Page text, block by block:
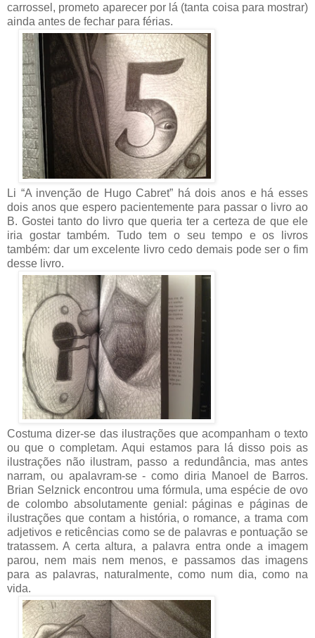
carrossel, prometo aparecer por lá (tanta coisa para mostrar)
ainda antes de fechar para férias.
Li “A invenção de Hugo Cabret” há dois anos e há esses
dois anos que espero pacientemente para passar o livro ao
B. Gostei tanto do livro que queria ter a certeza de que ele
iria gostar também. Tudo tem o seu tempo e os livros
também: dar um excelente livro cedo demais pode ser o fim
desse livro.
Costuma dizer-se das ilustrações que acompanham o texto
ou que o completam. Aqui estamos para lá disso pois as
ilustrações não ilustram, passo a redundância, mas antes
narram, ou apalavram-se - como diria Manoel de Barros.
Brian Selznick encontrou uma fórmula, uma espécie de ovo
de colombo absolutamente genial: páginas e páginas de
ilustrações que contam a história, o romance, a trama com
adjetivos e reticências como se de palavras e pontuação se
tratassem. A certa altura, a palavra entra onde a imagem
parou, nem mais nem menos, e passamos das imagens
para as palavras, naturalmente, como num dia, como na
vida.